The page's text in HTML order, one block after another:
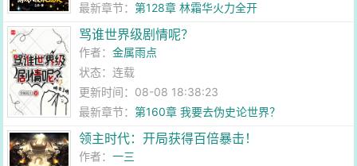
最新章节：第128章 林霜华火力全开
骂谁世界级剧情呢？
作者：金属雨点
状态：连载
更新时间：08-08 18:38:23
最新章节：第160章 我要去伪史论世界？
领主时代：开局获得百倍暴击！
作者：一三